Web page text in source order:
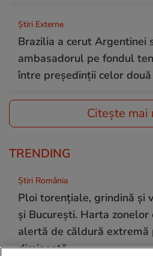
Știri Externe
Brazilia a cerut Argentinei
ambasadorul pe fondul
între președinții celor
Citește mai
TRENDING
Știri România
Ploi torențiale, grindină și
și București. Harta zonelor
alertă de căldură extremă
dimineață